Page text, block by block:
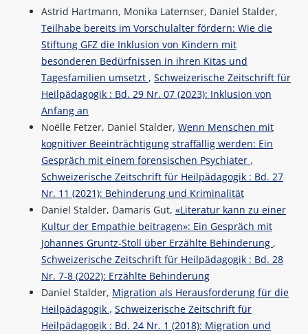
Astrid Hartmann, Monika Laternser, Daniel Stalder,
Teilhabe bereits im Vorschulalter fördern: Wie die
Stiftung GFZ die Inklusion von Kindern mit
besonderen Bedürfnissen in ihren Kitas und
Tagesfamilien umsetzt , Schweizerische Zeitschrift für
Heilpädagogik : Bd. 29 Nr. 07 (2023): Inklusion von
Anfang an
Noëlle Fetzer, Daniel Stalder, Wenn Menschen mit
kognitiver Beeinträchtigung straffällig werden: Ein
Gespräch mit einem forensischen Psychiater ,
Schweizerische Zeitschrift für Heilpädagogik : Bd. 27
Nr. 11 (2021): Behinderung und Kriminalität
Daniel Stalder, Damaris Gut, «Literatur kann zu einer
Kultur der Empathie beitragen»: Ein Gespräch mit
Johannes Gruntz-Stoll über Erzählte Behinderung ,
Schweizerische Zeitschrift für Heilpädagogik : Bd. 28
Nr. 7-8 (2022): Erzählte Behinderung
Daniel Stalder, Migration als Herausforderung für die
Heilpädagogik , Schweizerische Zeitschrift für
Heilpädagogik : Bd. 24 Nr. 1 (2018): Migration und